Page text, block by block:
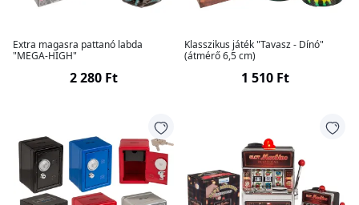
Extra magasra pattanó labda
"MEGA-HIGH"
2 280 Ft
Klasszikus játék "Tavasz - Dínó"
(átmérő 6,5 cm)
1 510 Ft